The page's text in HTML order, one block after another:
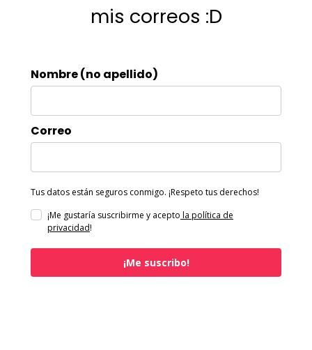
mis correos :D
Nombre (no apellido)
Correo
Tus datos están seguros conmigo. ¡Respeto tus derechos!
¡Me gustaría suscribirme y acepto la política de
privacidad!
¡Me suscribo!